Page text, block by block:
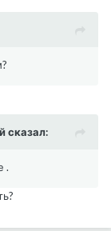
сказал:
.